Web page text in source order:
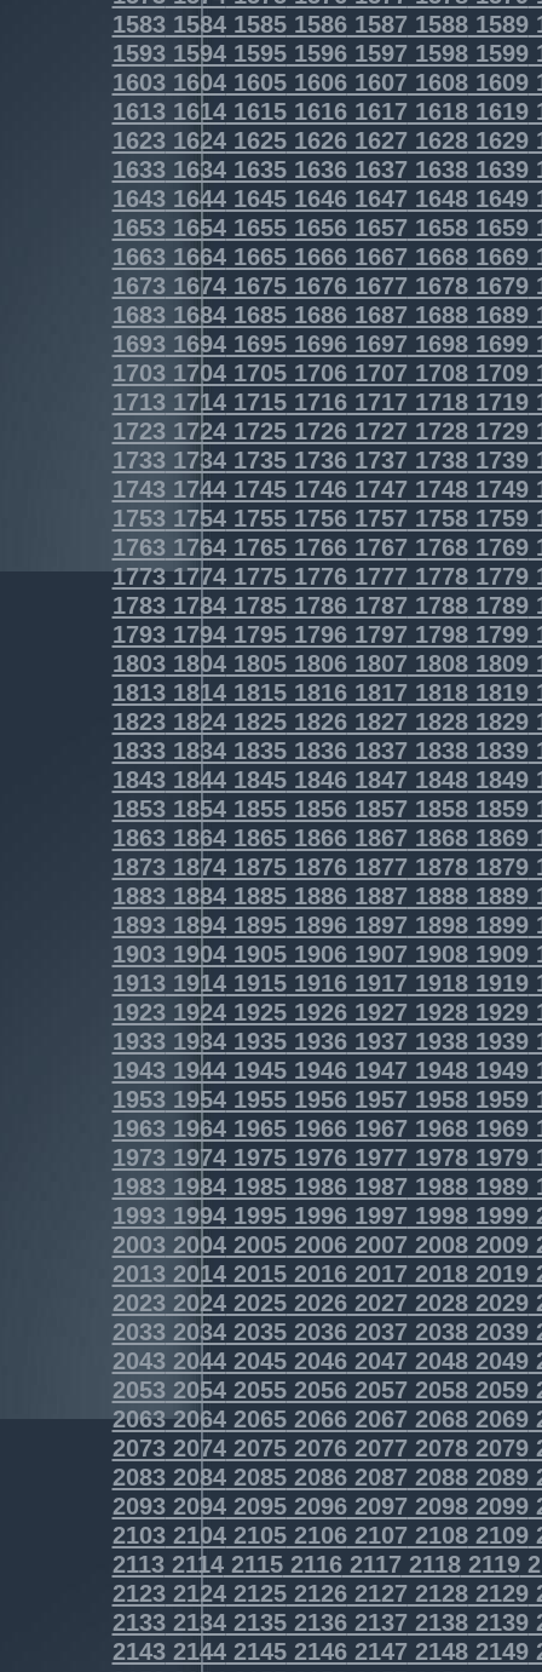
1583158415851586158715881589
1593159415951596159715981599
1603160416051606160716081609
1613161416151616161716181619
1623162416251626162716281629
1633163416351636163716381639
1643164416451646164716481649
1653165416551656165716581659
1663166416651666166716681669
1673167416751676167716781679
1683168416851686168716881689
1693169416951696169716981699
1703170417051706170717081709
1713171417151716171717181719
1723172417251726172717281729
1733173417351736173717381739
1743174417451746174717481749
1753175417551756175717581759
1763176417651766176717681769
1773177417751776177717781779
1783178417851786178717881789
1793179417951796179717981799
1803180418051806180718081809
1813181418151816181718181819
1823182418251826182718281829
1833183418351836183718381839
1843184418451846184718481849
1853185418551856185718581859
1863186418651866186718681869
1873187418751876187718781879
1883188418851886188718881889
1893189418951896189718981899
1903190419051906190719081909
1913191419151916191719181919
1923192419251926192719281929
1933193419351936193719381939
1943194419451946194719481949
1953195419551956195719581959
1963196419651966196719681969
1973197419751976197719781979
1983198419851986198719881989
1993199419951996199719981999
2003200420052006200720082009
2013201420152016201720182019
2023202420252026202720282029
2033203420352036203720382039
2043204420452046204720482049
2053205420552056205720582059
2063206420652066206720682069
2073207420752076207720782079
2083208420852086208720882089
2093209420952096209720982099
2103210421052106210721082109
2113211421152116211721182119
2123212421252126212721282129
2133213421352136213721382139
2143214421452146214721482149